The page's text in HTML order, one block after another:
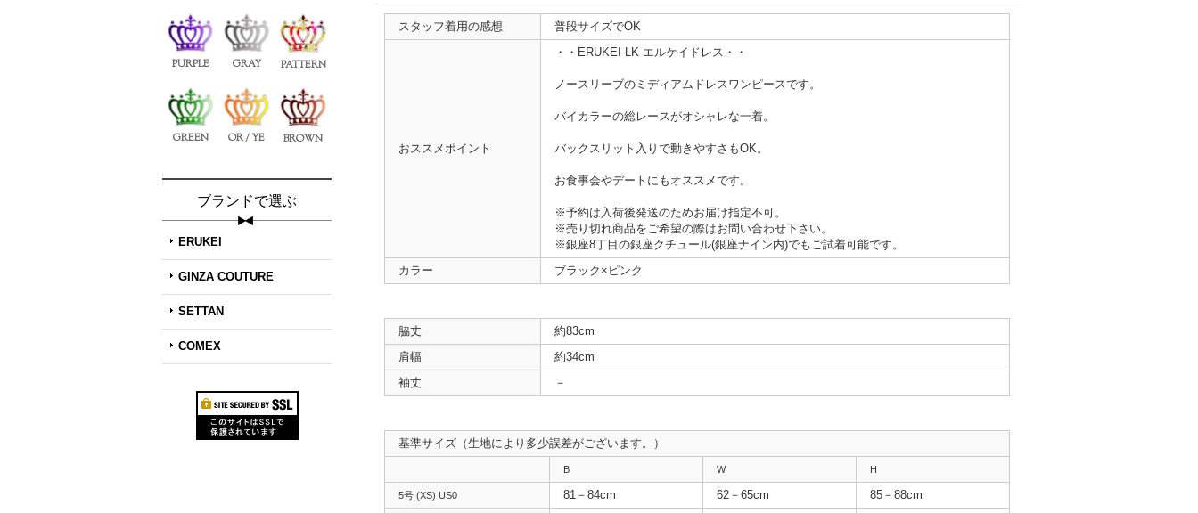
PURPLE GRAY PATTERN
GREEN OR / YE BROWN
ブランドで選ぶ
ERUKEI
GINZA COUTURE
SETTAN
COMEX
スタッフ着用の感想 普段サイズでOK
おススメポイント
・・ERUKEI LK エルケイドレス・・
ノースリーブのミディアムドレスワンピースです。
バイカラーの総レースがオシャレな一着。
バックスリット入りで動きやすさもOK。
お食事会やデートにもオススメです。
※予約は入荷後発送のためお届け指定不可。
※売り切れ商品をご希望の際はお問い合わせ下さい。
※銀座8丁目の銀座クチュール(銀座ナイン内)でもご試着可能です。
カラー
ブラック×ピンク
脇丈
約83cm
肩幅
約34cm
袖丈
－
基準サイズ（生地により多少誤差がございます。）
B W H
5号 (XS) US0 81－84cm 62－65cm 85－88cm